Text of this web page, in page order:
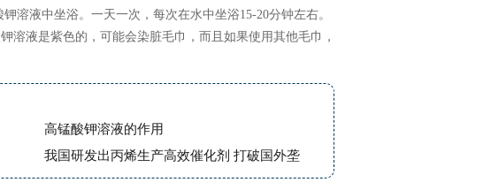
溶液中坐浴。一天一次，每次在水中坐浴15-20分钟左右。
溶液是紫色的，可能会染脏毛巾，而且如果使用其他毛巾，
高锰酸钾溶液的作用
我国研发出丙烯生产高效催化剂 打破国外垄
断